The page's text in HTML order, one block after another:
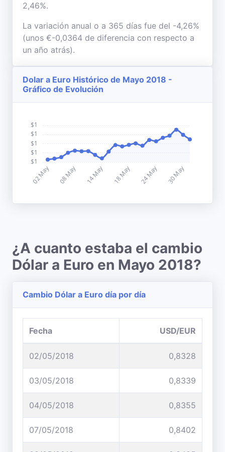
2,46%.
La variación anual o a 365 días fue del -4,26%
(unos €-0,0364 de diferencia con respecto a
un año atrás).
Dolar a Euro Histórico de Mayo 2018 -
Gráfico de Evolución
¿A cuanto estaba el cambio
Dólar a Euro en Mayo 2018?
Cambio Dólar a Euro día por día
Fecha USD/EUR
02/05/2018 0,8328
03/05/2018 0,8339
04/05/2018 0,8355
07/05/2018 0,8402